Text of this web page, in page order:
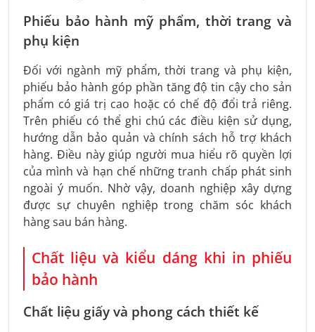
Phiếu bảo hành mỹ phẩm, thời trang và
phụ kiện
Đối với ngành mỹ phẩm, thời trang và phụ kiện,
phiếu bảo hành góp phần tăng độ tin cậy cho sản
phẩm có giá trị cao hoặc có chế độ đổi trả riêng.
Trên phiếu có thể ghi chú các điều kiện sử dụng,
hướng dẫn bảo quản và chính sách hỗ trợ khách
hàng. Điều này giúp người mua hiểu rõ quyền lợi
của mình và hạn chế những tranh chấp phát sinh
ngoài ý muốn. Nhờ vậy, doanh nghiệp xây dựng
được sự chuyên nghiệp trong chăm sóc khách
hàng sau bán hàng.
Chất liệu và kiểu dáng khi in phiếu
bảo hành
Chất liệu giấy và phong cách thiết kế